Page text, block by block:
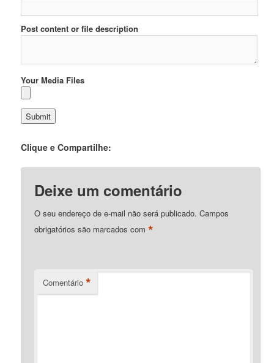
Post content or file description
Your Media Files
Clique e Compartilhe:
Deixe um comentário
O seu endereço de e-mail não será publicado. Campos
obrigatórios são marcados com*
Comentário *